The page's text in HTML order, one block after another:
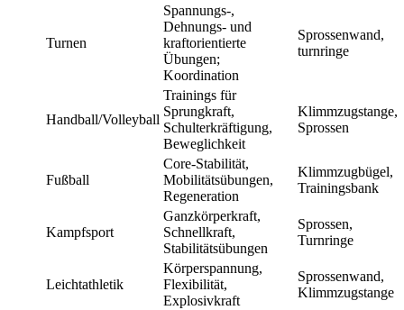
Turnen
Spannungs-,
Dehnungs- und
kraftorientierte
Übungen;
Koordination
Sprossenwand,
turnringe
Handball/Volleyball
Trainings für
Sprungkraft,
Schulterkräftigung,
Beweglichkeit
Klimmzugstange,
Sprossen
Fußball
Core-Stabilität,
Mobilitätsübungen,
Regeneration
Klimmzugbügel,
Trainingsbank
Kampfsport
Ganzkörperkraft,
Schnellkraft,
Stabilitätsübungen
Sprossen,
Turnringe
Leichtathletik
Körperspannung,
Flexibilität,
Explosivkraft
Sprossenwand,
Klimmzugstange